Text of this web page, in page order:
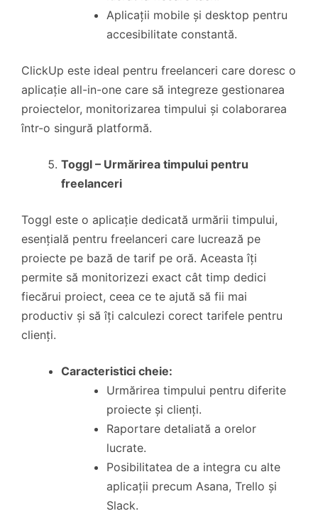
Aplicații mobile și desktop pentru
accesibilitate constantă.
ClickUp este ideal pentru freelanceri care doresc o
aplicație all-in-one care să integreze gestionarea
proiectelor, monitorizarea timpului și colaborarea
într-o singură platformă.
Toggl – Urmărirea timpului pentru
freelanceri
Toggl este o aplicație dedicată urmării timpului,
esențială pentru freelanceri care lucrează pe
proiecte pe bază de tarif pe oră. Aceasta îți
permite să monitorizezi exact cât timp dedici
fiecărui proiect, ceea ce te ajută să fii mai
productiv și să îți calculezi corect tarifele pentru
clienți.
Caracteristici cheie:
Urmărirea timpului pentru diferite
proiecte și clienți.
Raportare detaliată a orelor
lucrate.
Posibilitatea de a integra cu alte
aplicații precum Asana, Trello și
Slack.